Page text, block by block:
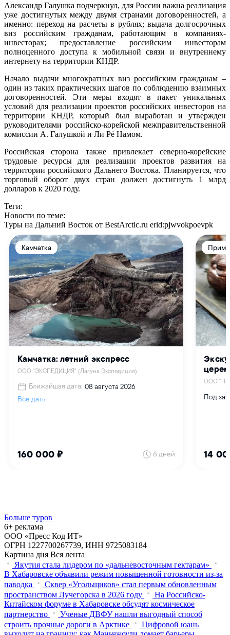
Александр Галушка подчеркнул, для России важна реализация
уже достигнутых между двумя странами договоренностей, а
именно: переход на расчеты в рублях; выдача долгосрочных
виз российским гражданам, работающим в компаниях-
инвесторах; предоставление российским инвесторам
полноценного доступа к мобильной связи и внутреннему
интернету на территории КНДР.
Начало выдачи многократных виз российским гражданам –
один из таких практических шагов по соблюдению взаимных
договоренностей. Эти меры входят в пакет уникальных
условий для реализации проектов российских инвесторов на
территории КНДР, который был выработан и утвержден
руководителями российско-корейской межправительственной
комиссии А. Галушкой и Ли Рё Намом.
Российская сторона также привлекает северно-корейские
трудовые ресурсы для реализации проектов развития на
территории российского Дальнего Востока. Планируется, что
торговый оборот двух стран должен достигнуть 1 млрд
долларов к 2020 году.
Теги:
Новости по теме:
Туры на Дальний Восток от BestArctic.ru erid:pjwvokpoevpk
Больше туров
6+ реклама
ООО «Пресс Код ИТ»
ОГРН 1227700267739, ИНН 9725083184
Картина дня Вся лента
Якутия стала лидером по «дальневосточным гектарам»
В Хабаровске объявили режим повышенной готовности из‑за
паводка
Сквер «Угольщиков» стал первым обновленным
пространством Лучегорска в 2026 году
На Российско-
Китайском форуме в Хабаровске обсудят космическое
партнерство
Ученые ДВФУ нашли выгодный способ
строить прочные дороги в Арктике
Цифровой юань